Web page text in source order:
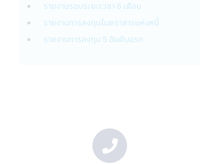
มีนาคม 2563 เป็นต้นไป จนกว่าจะมีประกาศ
เปลี่ยนแปลง
24. ผู้ลงทุนโปรดศึกษาเงื่อนไขการลงทุนใน
กองทุนรวมเพื่อการออม (SSF) / กองทุนรวม
สรุปข้อมูลสำคัญ ให้เข้าใจและควรเก็บหนังสือชี้
ชวนไว้เป็นข้อมูล เพื่อใช้อ้างอิงในอนาคต และ
เมื่อมีข้อสงสัยให้สอบถามผู้ติดต่อกับผู้ลงทุนให้
เข้าใจก่อนซื้อหน่วยลงทุน
รายงานรอบระยะเวลา 6 เดือน
รายงานการลงทุนในตราสารแห่งหนี้
รายงานการลงทุน 5 อันดับแรก